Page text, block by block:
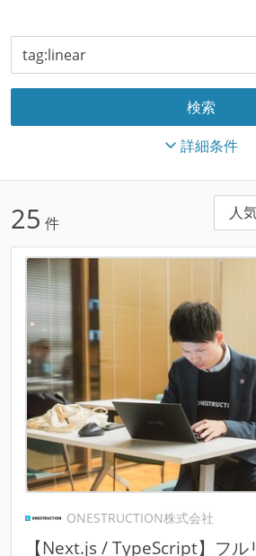
詳細条件
25 件
ONESTRUCTION株式会社
【Next.js / TypeScript】フ